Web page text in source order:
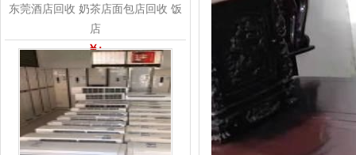
东莞酒店回收 奶茶店面包店回收 饭
店
￥: